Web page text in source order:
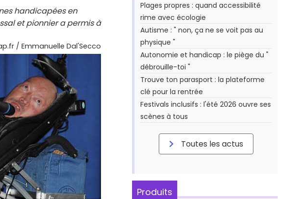
handicapées en
et pionnier a permis à
/ Emmanuelle Dal'Secco
Plages propres : quand accessibilité
rime avec écologie
Autisme : " non, ça ne se voit pas au
physique "
Autonomie et handicap : le piège du "
débrouille-toi "
Trouve ton parasport : la plateforme
clé pour la rentrée
Festivals inclusifs : l'été 2026 ouvre ses
scènes à tous
Toutes les actus
Produits